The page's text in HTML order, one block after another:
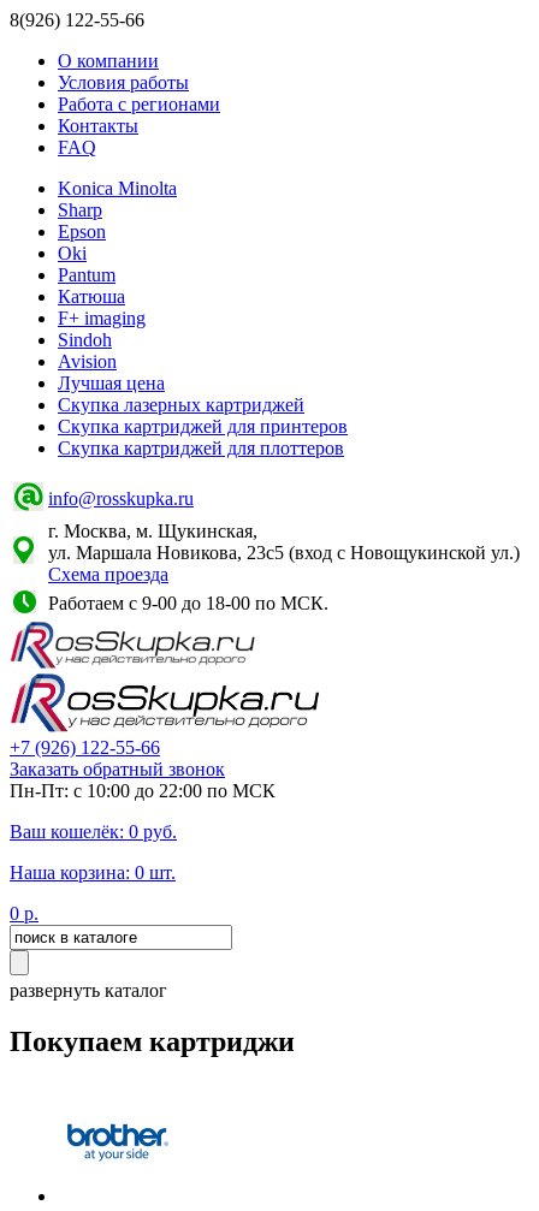
8(926) 122-55-66
О компании
Условия работы
Работа с регионами
Контакты
FAQ
Konica Minolta
Sharp
Epson
Oki
Pantum
Катюша
F+ imaging
Sindoh
Avision
Лучшая цена
Скупка лазерных картриджей
Скупка картриджей для принтеров
Скупка картриджей для плоттеров
info@rosskupka.ru
г. Москва, м. Щукинская,
ул. Маршала Новикова, 23с5 (вход с Новощукинской ул.)
Схема проезда
Работаем с 9-00 до 18-00 по МСК.
+7 (926) 122-55-66
Заказать обратный звонок
Пн-Пт: с 10:00 до 22:00 по МСК
Ваш кошелёк: 0 руб.
Наша корзина: 0 шт.
0 р.
развернуть каталог
Покупаем картриджи